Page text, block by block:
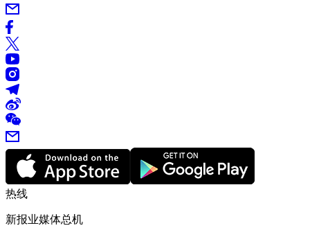
热线
新报业媒体总机